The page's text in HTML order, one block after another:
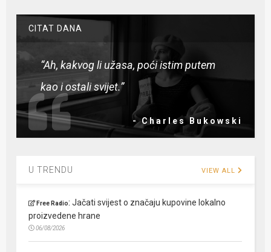
CITAT DANA
“Ah, kakvog li užasa, poći istim putem
kao i ostali svijet.”
- Charles Bukowski
U TRENDU VIEW ALL
Free Radio:Jačati svijest o značaju kupovine lokalno
proizvedene hrane
06/08/2026